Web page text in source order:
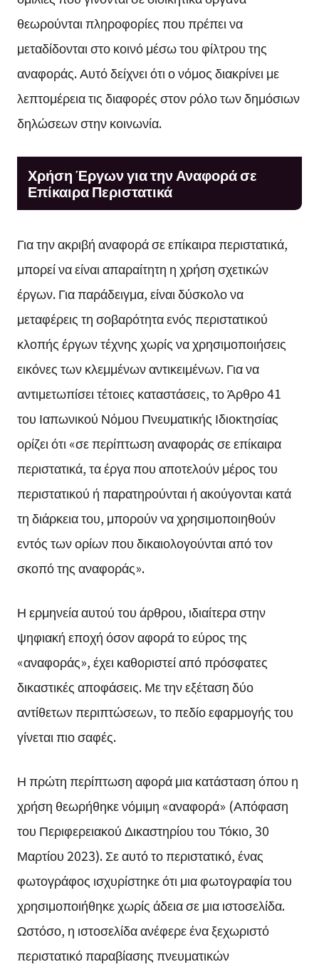
θεωρούνται πληροφορίες που πρέπει να
μεταδίδονται στο κοινό μέσω του φίλτρου της
αναφοράς. Αυτό δείχνει ότι ο νόμος διακρίνει με
λεπτομέρεια τις διαφορές στον ρόλο των δημόσιων
δηλώσεων στην κοινωνία.
Χρήση Έργων για την Αναφορά σε
Επίκαιρα Περιστατικά
Για την ακριβή αναφορά σε επίκαιρα περιστατικά,
μπορεί να είναι απαραίτητη η χρήση σχετικών
έργων. Για παράδειγμα, είναι δύσκολο να
μεταφέρεις τη σοβαρότητα ενός περιστατικού
κλοπής έργων τέχνης χωρίς να χρησιμοποιήσεις
εικόνες των κλεμμένων αντικειμένων. Για να
αντιμετωπίσει τέτοιες καταστάσεις, το Άρθρο 41
του Ιαπωνικού Νόμου Πνευματικής Ιδιοκτησίας
ορίζει ότι «σε περίπτωση αναφοράς σε επίκαιρα
περιστατικά, τα έργα που αποτελούν μέρος του
περιστατικού ή παρατηρούνται ή ακούγονται κατά
τη διάρκεια του, μπορούν να χρησιμοποιηθούν
εντός των ορίων που δικαιολογούνται από τον
σκοπό της αναφοράς».
Η ερμηνεία αυτού του άρθρου, ιδιαίτερα στην
ψηφιακή εποχή όσον αφορά το εύρος της
«αναφοράς», έχει καθοριστεί από πρόσφατες
δικαστικές αποφάσεις. Με την εξέταση δύο
αντίθετων περιπτώσεων, το πεδίο εφαρμογής του
γίνεται πιο σαφές.
Η πρώτη περίπτωση αφορά μια κατάσταση όπου η
χρήση θεωρήθηκε νόμιμη «αναφορά» (Απόφαση
του Περιφερειακού Δικαστηρίου του Τόκιο, 30
Μαρτίου 2023). Σε αυτό το περιστατικό, ένας
φωτογράφος ισχυρίστηκε ότι μια φωτογραφία του
χρησιμοποιήθηκε χωρίς άδεια σε μια ιστοσελίδα.
Ωστόσο, η ιστοσελίδα ανέφερε ένα ξεχωριστό
περιστατικό παραβίασης πνευματικών